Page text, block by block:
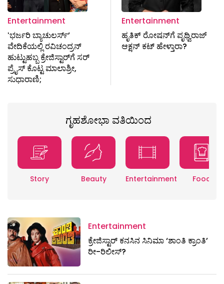
Entertainment
ʻಭರ್ಜರಿ ಬ್ಯಾಚುಲರ್ಸ್‌ʼ
ವೇದಿಕೆಯಲ್ಲಿ ರವಿಚಂದ್ರನ್
ಹುಟ್ಟುಹಬ್ಬ ಕ್ರೇಜಿಸ್ಟಾರ್​ಗೆ ಸರ್​
ಪ್ರೈಸ್​ ಕೊಟ್ಟ ಮಾಲಾಶ್ರೀ,
ಸುಧಾರಾಣಿ;
Entertainment
ಹೃತಿಕ್ ರೋಷನ್‌ಗೆ ಪೃಥ್ವಿರಾಜ್
ಆಕ್ಷನ್ ಕಟ್ ಹೇಳ್ತಾರಾ?
ಗೃಹಶೋಭಾ ವತಿಯಿಂದ
Story Beauty Entertainment Food
Entertainment
ಕ್ರೇಜಿಸ್ಟಾರ್ ಕನಸಿನ ಸಿನಿಮಾ ‘ಶಾಂತಿ ಕ್ರಾಂತಿ’
ರೀ-ರಿಲೀಸ್?